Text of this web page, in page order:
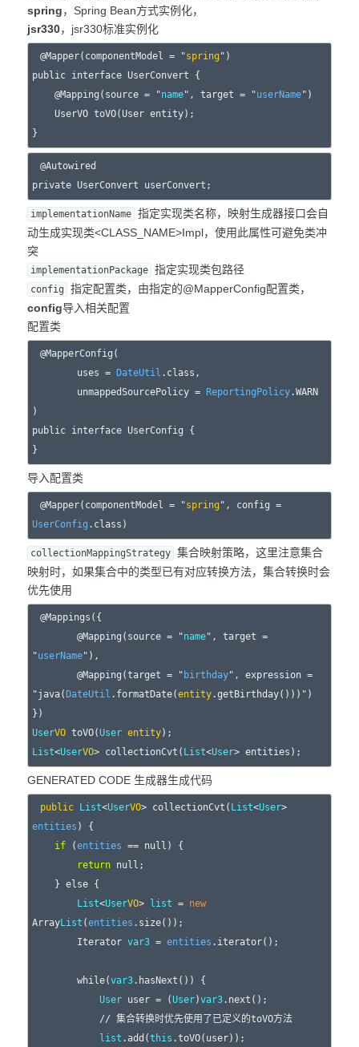
spring，Spring Bean方式实例化，
jsr330，jsr330标准实例化
@Mapper(componentModel = "spring ")
public interface UserConvert {
    @Mapping(source = "
name", target = "userName")
@Autowired
implementationName 指定实现类名称，映射生成器接口会自
动生成实现类<CLASS_NAME>Impl，使用此属性可避免类冲
突
implementationPackage 指定实现类包路径
config
指定配置类，由指定的@MapperConfig配置类，
config导入相关配置
配置类
@MapperConfig(
        uses =
DateUtil .class,
        unmappedSourcePolicy =
ReportingPolicy.WARN
)
public interface UserConfig {
导入配置类
@Mapper(componentModel = "spring
UserConfig
collectionMappingStrategy 集合映射策略，这里注意集合
映射时，如果集合中的类型已有对应转换方法，集合转换时会
优先使用
@Mappings({
        @Mapping(source = "
name", target =
"userName"),
        @Mapping(target = "
birthday", expression =
"java( DateUtil .formatDate(entity.getBirthday()))")
UserVO toVO( User entity
List<UserVO> collectionCvt( List<User
GENERATED CODE 生成器生成代码
public List<UserVO> collectionCvt( List<User
entities ) {
if (entities == null) {
return null;
List<UserVO> list = new
ArrayList (entities .size());
        Iterator
var3 = entities .iterator();
        while(
var3.hasNext()) {
User user = ( User)var3.next();
list .add(this .toVO(user));